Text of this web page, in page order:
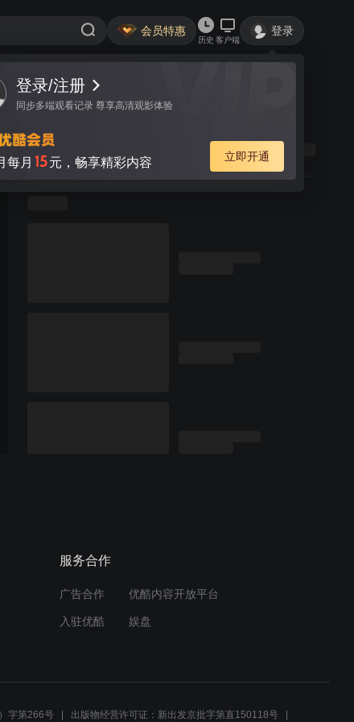
会员特惠
历史 客户端
登录
登录/注册
同步多端观看记录 尊享高清观影体验
每月 15元，畅享精彩内容 立即开通
服务合作
广告合作 优酷内容开放平台
入驻优酷 娱盘
字第266号 出版物经营许可证：新出发京批字第直150118号